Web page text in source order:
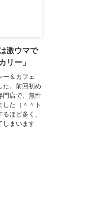
激ウマで
ー」
ー＆カフェ
た。前回初め
門店で、無性
した（＾＾ト
ほど多く、
しまいます